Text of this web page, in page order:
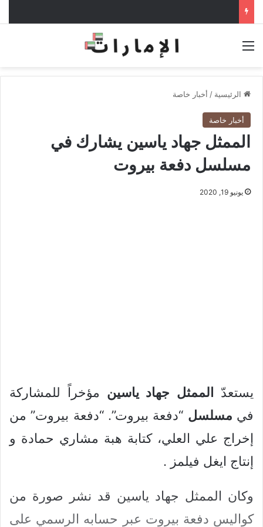
الرئيسية / أخبار خاصة
أخبار خاصة
الممثل جهاد ياسين يشارك في
مسلسل دفعة بيروت
يونيو 19, 2020
يستعدّ الممثل جهاد ياسين مؤخراً للمشاركة
في مسلسل “دفعة بيروت”. “دفعة بيروت” من
إخراج علي العلي، كتابة هبة مشاري حمادة و
إنتاج ايغل فيلمز .
وكان الممثل جهاد ياسين قد نشر صورة من
كواليس دفعة بيروت عبر حسابه الرسمي على